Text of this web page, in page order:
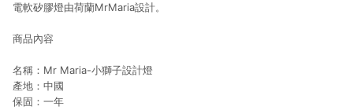
電軟矽膠燈由荷蘭MrMaria設計。
商品內容
名稱：Mr Maria-小獅子設計燈
產地：中國
保固：一年